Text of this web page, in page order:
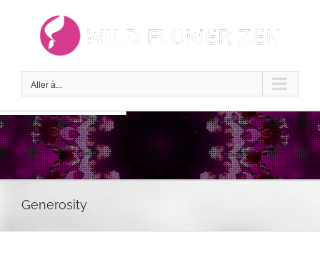
Aller à...
Generosity